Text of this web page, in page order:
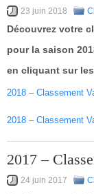
23 juin 2018
Découvrez votre
pour la saison
en cliquant sur
2018 – Classement
2018 – Classement
2017 –
24 juin 2017